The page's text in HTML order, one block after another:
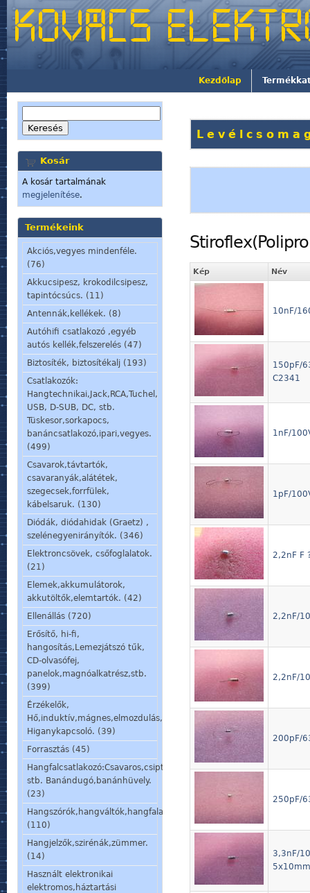
Kezdőlap
Kosár
A kosár tartalmának
megjelenítése.
Termékeink
Akciós,vegyes mindenféle.
(76)
Akkucsipesz, krokodilcsipesz,
tapintócsúcs. (11)
Antennák,kellékek. (8)
Autóhifi csatlakozó ,egyéb
autós kellék,felszerelés (47)
Biztosíték, biztosítékalj (193)
Csatlakozók:
Hangtechnikai,Jack,RCA,Tuchel,
USB, D-SUB, DC, stb.
Tüskesor,sorkapocs,
banáncsatlakozó,ipari,vegyes.
(499)
Csavarok,távtartók,
csavaranyák,alátétek,
szegecsek,forrfülek,
kábelsaruk. (130)
Diódák, diódahidak (Graetz) ,
szelénegyenirányítók. (346)
Elektroncsövek, csőfoglalatok.
(21)
Elemek,akkumulátorok,
akkutöltők,elemtartók. (42)
Ellenállás (720)
Erősítő, hi-fi,
hangosítás,Lemezjátszó tűk,
CD-olvasófej,
panelok,magnóalkatrész,stb.
(399)
Érzékelők,
Hő,induktív,mágnes,elmozdulás,stb.
Higanykapcsoló. (39)
Forrasztás (45)
Hangfalcsatlakozó:Csavaros,csiptetős,speakon,din,
stb. Banándugó,banánhüvely.
(23)
Hangszórók,hangváltók,hangfalalkatrészek,mikrofon,fülhallgató.
(110)
Hangjelzők,szirénák,zümmer.
(14)
Használt elektronikai
elektromos,háztartási
Kép Név
10nF/
150pF/
C2341
1nF/
1pF/
2,2nF F
2,2nF/
2,2nF/
200pF/
250pF/
3,3nF/
5x10mm